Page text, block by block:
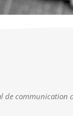
de communication